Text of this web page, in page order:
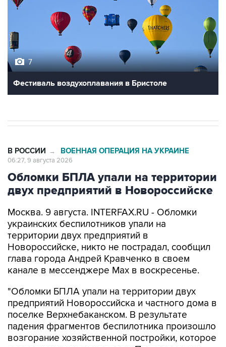
7
Фестиваль воздухоплавания в Бристоле
В РОССИИ → ВОЕННАЯ ОПЕРАЦИЯ НА УКРАИНЕ
06:27, 9 августа 2026
Обломки БПЛА упали на территории
двух предприятий в Новороссийске
Москва. 9 августа. INTERFAX.RU - Обломки
украинских беспилотников упали на
территории двух предприятий в
Новороссийске, никто не пострадал, сообщил
глава города Андрей Кравченко в своем
канале в мессенджере Max в воскресенье.
"Обломки БПЛА упали на территории двух
предприятий Новороссийска и частного дома в
поселке Верхнебаканском. В результате
падения фрагментов беспилотника произошло
возгорание хозяйственной постройки, которое